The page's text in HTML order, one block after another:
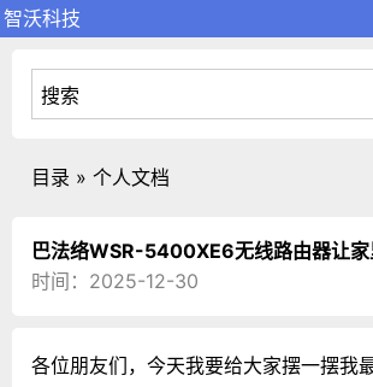
智沃科技
目录 » 个人文档
巴法络WSR-5400XE6无线路由器让家
时间：2025-12-30
各位朋友们，今天我要给大家摆一摆我